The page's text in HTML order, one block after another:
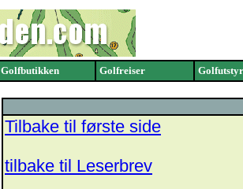
Golfbutikken Golfreiser Golfutstyr
Tilbake til første side
tilbake til Leserbrev